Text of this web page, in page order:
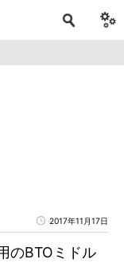
2017年11月17日
のBTOミドル